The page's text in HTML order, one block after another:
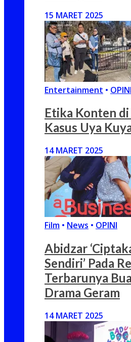
15 MARET 2025
Entertainment • OPINI
Etika Konten di
Kasus Uya
14 MARET 2025
Film • News • OPINI
Abidzar
Sendiri’ Pada
Terbarunya
Drama Geram
14 MARET 2025